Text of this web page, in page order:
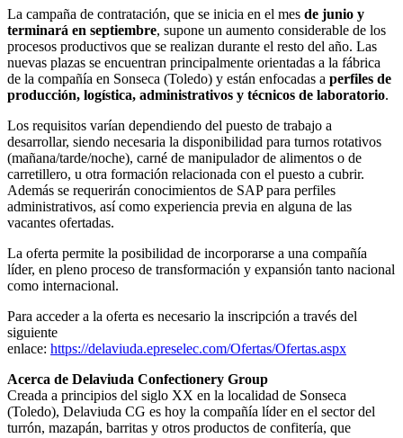
La campaña de contratación, que se inicia en el mes de junio y
terminará en septiembre, supone un aumento considerable de los
procesos productivos que se realizan durante el resto del año. Las
nuevas plazas se encuentran principalmente orientadas a la fábrica
de la compañía en Sonseca (Toledo) y están enfocadas a perfiles de
producción, logística, administrativos y técnicos de laboratorio.
Los requisitos varían dependiendo del puesto de trabajo a
desarrollar, siendo necesaria la disponibilidad para turnos rotativos
(mañana/tarde/noche), carné de manipulador de alimentos o de
carretillero, u otra formación relacionada con el puesto a cubrir.
Además se requerirán conocimientos de SAP para perfiles
administrativos, así como experiencia previa en alguna de las
vacantes ofertadas.
La oferta permite la posibilidad de incorporarse a una compañía
líder, en pleno proceso de transformación y expansión tanto nacional
como internacional.
Para acceder a la oferta es necesario la inscripción a través del
siguiente
enlace: https://delaviuda.epreselec.com/Ofertas/Ofertas.aspx
Acerca de Delaviuda Confectionery Group
Creada a principios del siglo XX en la localidad de Sonseca
(Toledo), Delaviuda CG es hoy la compañía líder en el sector del
turrón, mazapán, barritas y otros productos de confitería, que